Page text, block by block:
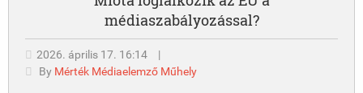
médiaszabályozással?
2026. április 17. 16:14
|
By Mérték Médiaelemző Műhely